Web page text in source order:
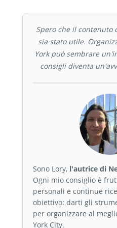
Spero che il contenuto
sia stato utile.
York può sembrare
consigli diventa
Sono Lory, l'autrice di
Ogni mio consiglio è
personali e continue
obiettivo: darti gli
per organizzare al
York City.